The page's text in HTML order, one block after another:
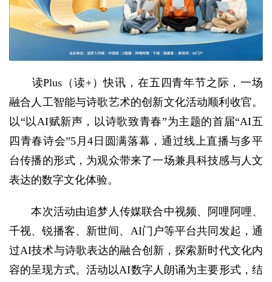
读Plus（读+）快讯， 在五四青年节之际，一场
融合人工智能与诗歌艺术的创新文化活动顺利收官。
以“以AI赋新声，以诗歌致青春”为主题的首届“AI五
四青春诗会”5月4日圆满落幕，通过线上直播与多平
台传播的形式，为观众带来了一场兼具科技感与人文
表达的数字文化体验。
本次活动由追梦人传媒联合中视频、阿哩阿哩、
千视、锐播客、新世间、AI门户等平台共同发起，通
过AI技术与诗歌表达的融合创新，探索新时代文化内
容的呈现方式。活动以AI数字人朗诵为主要形式，结